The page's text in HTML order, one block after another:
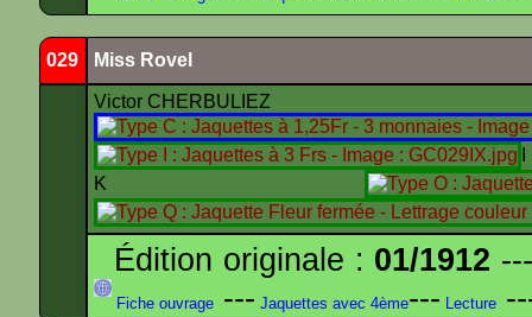
029 Miss Rovel
Victor CHERBULIEZ
K
Édition originale : 01/1912
Fiche ouvrage --- Jaquettes avec 4ème--- Lecture